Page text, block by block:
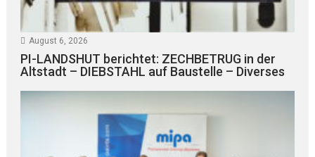
August 6, 2026
PI-LANDSHUT berichtet: ZECHBETRUG in der
Altstadt – DIEBSTAHL auf Baustelle – Diverses